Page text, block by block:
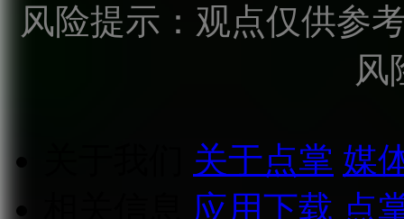
风险提示：观点仅供参
风
关于点掌 媒
应用下载 点